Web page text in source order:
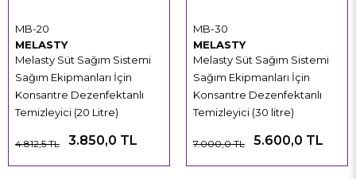
MELASTY
Melasty Süt Sağım Sistemi
Sağım Ekipmanları İçin
Konsantre Dezenfektanlı
Temizleyici (20 Litre)
MB-20
3.850,0 TL
4.812,5 TL
MELASTY
Melasty Süt Sağım Sistemi
Sağım Ekipmanları İçin
Konsantre Dezenfektanlı
Temizleyici (30 litre)
MB-30
5.600,0 TL
7.000,0 TL